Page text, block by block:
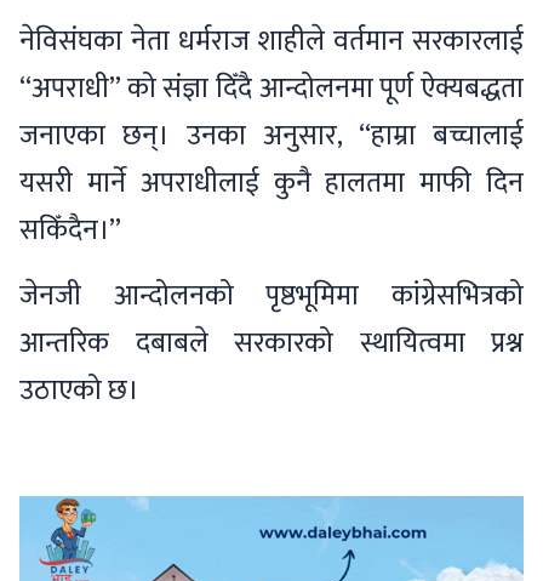
नेविसंघका नेता धर्मराज शाहीले वर्तमान सरकारलाई
“अपराधी” को संज्ञा दिँदै आन्दोलनमा पूर्ण ऐक्यबद्धता
जनाएका छन्। उनका अनुसार, “हाम्रा बच्चालाई
यसरी मार्ने अपराधीलाई कुनै हालतमा माफी दिन
सकिँदैन।”
जेनजी आन्दोलनको पृष्ठभूमिमा कांग्रेसभित्रको
आन्तरिक दबाबले सरकारको स्थायित्वमा प्रश्न
उठाएको छ।